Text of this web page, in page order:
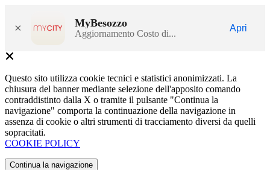
× MyBesozzo
Aggiornamento Costo di...
Apri
Questo sito utilizza cookie tecnici e statistici anonimizzati. La
chiusura del banner mediante selezione dell'apposito comando
contraddistinto dalla X o tramite il pulsante "Continua la
navigazione" comporta la continuazione della navigazione in
assenza di cookie o altri strumenti di tracciamento diversi da quelli
sopracitati.
COOKIE POLICY
Continua la navigazione